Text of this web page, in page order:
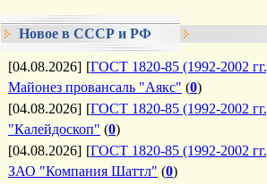
Новое в СССР и РФ
[04.08.2026] [ГОСТ 1820-85 (1992-2002
Майонез провансаль "Аякс" (0)
[04.08.2026] [ГОСТ 1820-85 (1992-2002
"Калейдоскоп" (0)
[04.08.2026] [ГОСТ 1820-85 (1992-2002
ЗАО "Компания Шаттл" (0)